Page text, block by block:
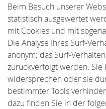
Beim Besuch unserer
statistisch ausgewertet
mit Cookies und mit
Die Analyse Ihres Surf-
anonym; das Surf-
zurückverfolgt werden. Sie
widersprechen oder sie
bestimmter Tools
dazu finden Sie in der